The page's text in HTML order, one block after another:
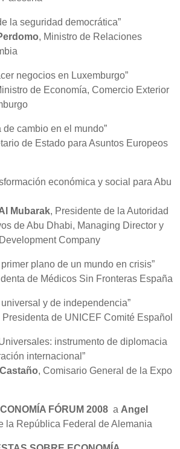
la seguridad democrática”
, Ministro de Relaciones
negocios en Luxemburgo”
de Economía, Comercio Exterior
de cambio en el mundo”
de Estado para Asuntos Europeos
económica y social para Abu
Mubarak, Presidente de la Autoridad
de Abu Dhabi, Managing Director y
Company
plano de un mundo en crisis”
de Médicos Sin Fronteras España
y de independencia”
Presidenta de UNICEF Comité Español
instrumento de diplomacia
internacional”
, Comisario General de la Expo
FÓRUM 2008 a Angel
la República Federal de Alemania